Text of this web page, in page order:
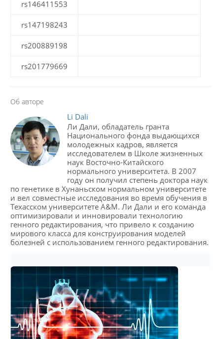
rs146411553
rs147198243
rs200889198
rs201779669
Об авторе
Li Dali
Ли Дали, обладатель гранта
Национального фонда выдающихся
молодежных кадров, является
исследователем в Школе жизненных
наук Восточно-Китайского
нормального университета. В 2007
году он получил степень доктора наук
по генетике в Хунаньском нормальном университете
и вел совместные исследования во время обучения в
Техасском университете A&M. Ли Дали и его команда
оптимизировали и инновировали технологию
генного редактирования, что привело к созданию
мирового класса для конструирования моделей
болезней с использованием генного редактирования.